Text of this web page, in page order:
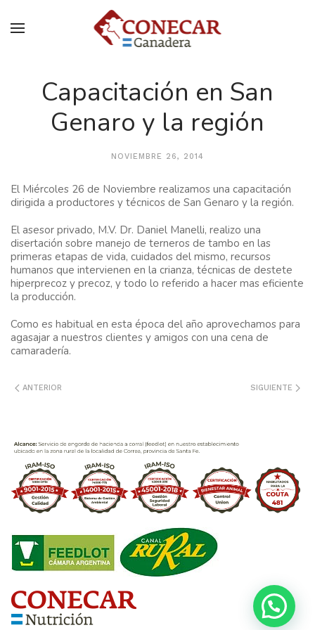
Capacitación en San
Genaro y la región
NOVIEMBRE 26, 2014
El Miércoles 26 de Noviembre realizamos una capacitación
dirigida a productores y técnicos de San Genaro y la región.
El asesor privado, M.V. Dr. Daniel Manelli, realizo una
disertación sobre manejo de terneros de tambo en las
primeras etapas de vida, cuidados del mismo, recursos
humanos que intervienen en la crianza, técnicas de destete
hiperprecoz y precoz, y todo lo referido a hacer mas eficiente
la producción.
Como es habitual en esta época del año aprovechamos para
agasajar a nuestros clientes y amigos con una cena de
camaradería.
ANTERIOR SIGUIENTE